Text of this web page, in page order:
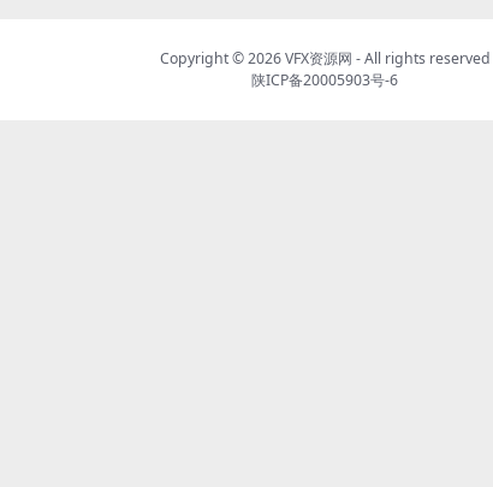
Copyright © 2026VFX资源网 - All rights reserved
陕ICP备20005903号-6